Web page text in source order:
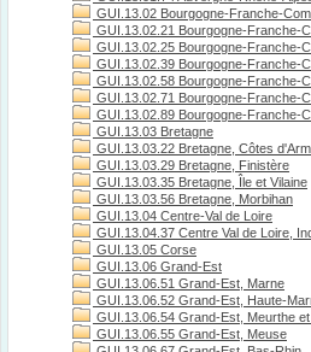
GUI.13.02 Bourgogne-Franche-
GUI.13.02.21 Bourgogne-Franche-
GUI.13.02.25 Bourgogne-Franche-
GUI.13.02.39 Bourgogne-Franche-
GUI.13.02.58 Bourgogne-Franche-
GUI.13.02.71 Bourgogne-Franche-
GUI.13.02.89 Bourgogne-Franche-
GUI.13.03 Bretagne
GUI.13.03.22 Bretagne, Côtes
GUI.13.03.29 Bretagne, Finistère
GUI.13.03.35 Bretagne, Île et Vilaine
GUI.13.03.56 Bretagne, Morbihan
GUI.13.04 Centre-Val de Loire
GUI.13.04.37 Centre Val de Loire,
GUI.13.05 Corse
GUI.13.06 Grand-Est
GUI.13.06.51 Grand-Est, Marne
GUI.13.06.52 Grand-Est, Haute-
GUI.13.06.54 Grand-Est, Meurthe
GUI.13.06.55 Grand-Est, Meuse